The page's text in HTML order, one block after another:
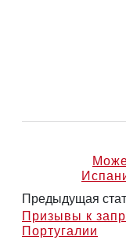
Предыдущая
Призывы к
Португалии